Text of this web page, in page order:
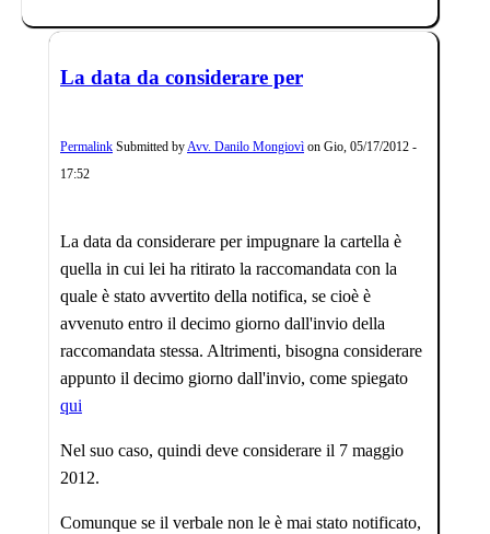
La data da considerare per
Permalink Submitted by Avv. Danilo Mongiovì on Gio, 05/17/2012 -
17:52
La data da considerare per impugnare la cartella è
quella in cui lei ha ritirato la raccomandata con la
quale è stato avvertito della notifica, se cioè è
avvenuto entro il decimo giorno dall'invio della
raccomandata stessa. Altrimenti, bisogna considerare
appunto il decimo giorno dall'invio, come spiegato
qui
Nel suo caso, quindi deve considerare il 7 maggio
2012.
Comunque se il verbale non le è mai stato notificato,